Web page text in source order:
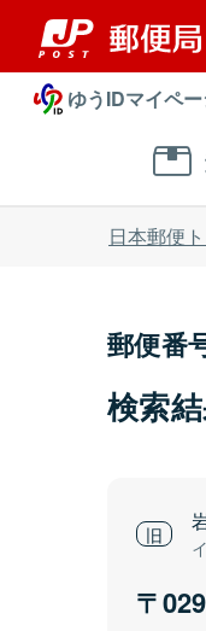
ゆうIDマイペ
日本郵便
郵便番
検索